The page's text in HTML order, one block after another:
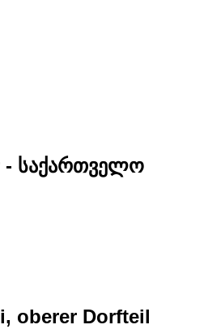
- საქართველო
oberer Dorfteil